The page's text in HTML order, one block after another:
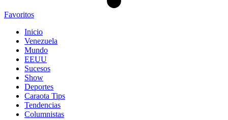
Favoritos
Inicio
Venezuela
Mundo
EEUU
Sucesos
Show
Deportes
Caraota Tips
Tendencias
Columnistas